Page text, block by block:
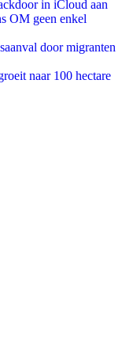
in iCloud aan
OM geen enkel
door migranten
naar 100 hectare